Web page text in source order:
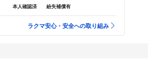
本人確認済 紛失補償有
ラクマ安心・安全への取り組み